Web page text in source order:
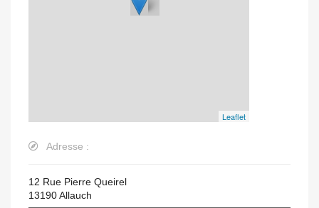
Leaflet
Adresse :
12 Rue Pierre Queirel
13190Allauch